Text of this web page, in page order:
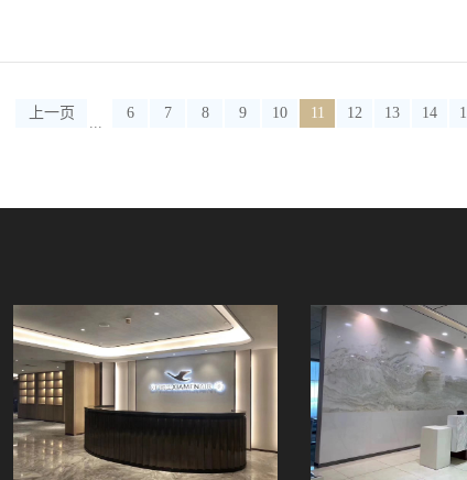
区域的隔断也会有所不同，它会在高度、款式、样式上有多重选择。当然，
以在做北京办公室装修高隔间玻璃隔断时应注意选择适当的空间和区域，综合
么选？现在做北京办公室装修隔...
上一页
...
6 7 8 9 10 11 12 13 14